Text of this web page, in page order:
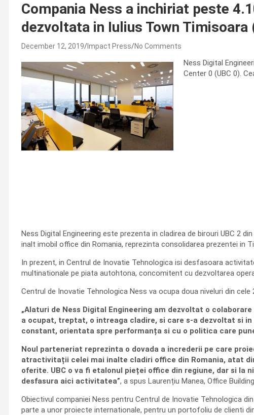
Compania Ness a inchiriat peste
dezvoltata in Iulius Town Timisoara
December 12, 2019 Impact Press No Comments
Ness Digital
Center 0 (UBC 0).
Ness Digital Engineering este prezenta in cladirea de birouri UBC 2
inalt imobil office din Romania, reprezinta consolidarea prezentei in
In prezent, in Centrul de Inovatie Tehnologica isi desfasoara
multinationale pe piata autohtona, concomitent cu dezvoltarea
Centrul de Inovatie Tehnologica Ness va ocupa doua niveluri din
„Alaturi de Ness Digital Engineering am dezvoltat o
a ocupat, treptat, o intreaga cladire, si care s-a dezvoltat si
constant, orientata spre performanța si cu o politica care
Noul parteneriat reprezinta o dovada a increderii pe care
atractivitații celei mai inalte cladiri office din Romania, atat
oferite. UBC o va fi etalonul pieței office din regiune, dar si
desfasura aici activitatea”, a spus Laurențiu Manea, Office
Obiectivul companiei Ness pentru Centrul de Inovatie Tehnologica
parte a unor proiecte internationale, pentru un portofoliu de clienti